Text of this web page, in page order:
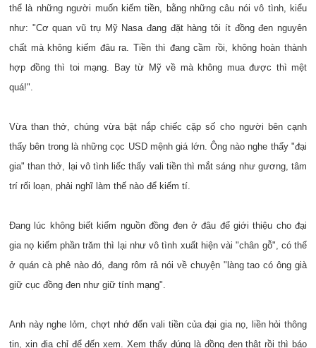
thể là những người muốn kiếm tiền, bằng những câu nói vô tình, kiểu
như: "Cơ quan vũ trụ Mỹ Nasa đang đặt hàng tôi ít đồng đen nguyên
chất mà không kiếm đâu ra. Tiền thì đang cầm rồi, không hoàn thành
hợp đồng thì toi mạng. Bay từ Mỹ về mà không mua được thì mệt
quá!".
Vừa than thở, chúng vừa bật nắp chiếc cặp số cho người bên cạnh
thấy bên trong là những cọc USD mệnh giá lớn. Ông nào nghe thấy "đại
gia" than thở, lại vô tình liếc thấy vali tiền thì mắt sáng như gương, tâm
trí rối loạn, phải nghĩ làm thế nào để kiếm tí.
Đang lúc không biết kiếm nguồn đồng đen ở đâu để giới thiệu cho đại
gia nọ kiếm phần trăm thì lại như vô tình xuất hiện vài "chân gỗ", có thể
ở quán cà phê nào đó, đang rôm rả nói về chuyện "làng tao có ông già
giữ cục đồng đen như giữ tính mạng".
Anh này nghe lỏm, chợt nhớ đến vali tiền của đại gia nọ, liền hỏi thông
tin, xin địa chỉ để đến xem. Xem thấy đúng là đồng đen thật rồi thì báo